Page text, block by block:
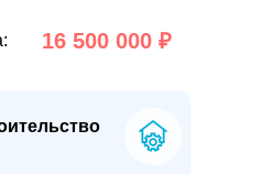
16 500 000 ₽